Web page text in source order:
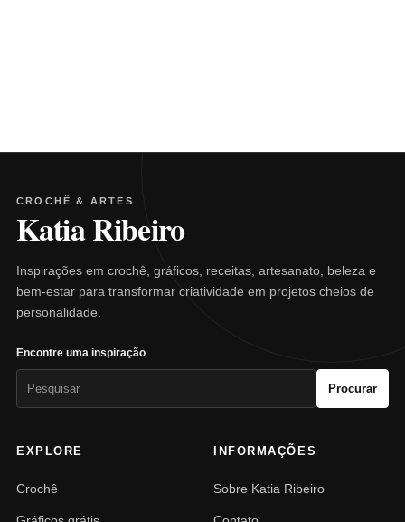
CROCHÊ & ARTES
Katia Ribeiro
Inspirações em crochê, gráficos, receitas, artesanato, beleza e
bem-estar para transformar criatividade em projetos cheios de
personalidade.
Encontre uma inspiração
Procurar
EXPLORE
Crochê
INFORMAÇÕES
Sobre Katia Ribeiro